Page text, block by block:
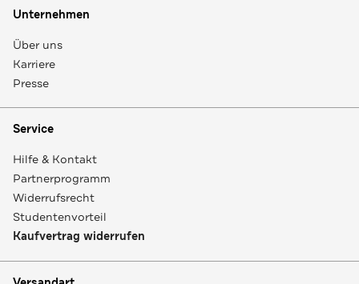
Unternehmen
Über uns
Karriere
Presse
Service
Hilfe & Kontakt
Partnerprogramm
Widerrufsrecht
Studentenvorteil
Kaufvertrag widerrufen